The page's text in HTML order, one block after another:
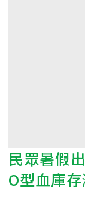
民眾暑假
O型血庫